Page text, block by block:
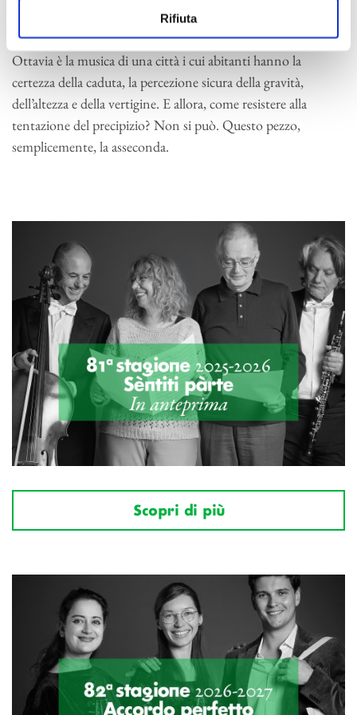
Rifiuta
Ottavia è la musica di una città i cui abitanti hanno la
certezza della caduta, la percezione sicura della gravità,
dell’altezza e della vertigine. E allora, come resistere alla
tentazione del precipizio? Non si può. Questo pezzo,
semplicemente, la asseconda.
Scopri di più